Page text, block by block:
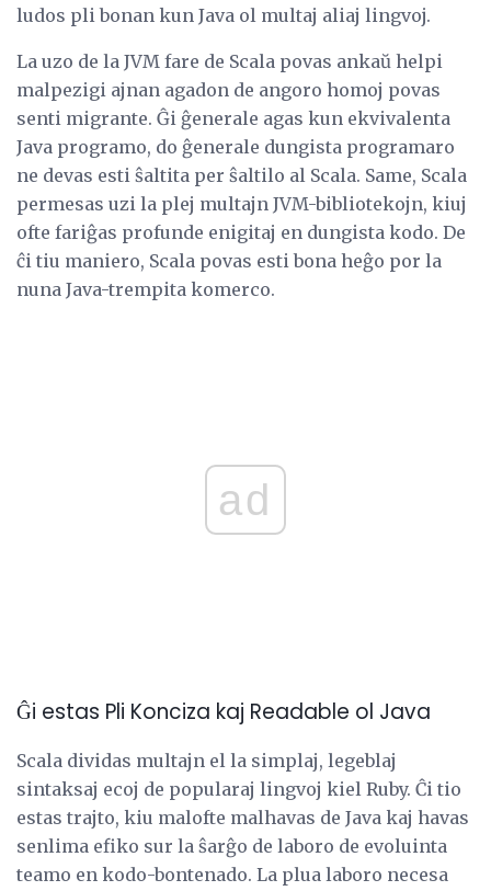
ludos pli bonan kun Java ol multaj aliaj lingvoj.
La uzo de la JVM fare de Scala povas ankaŭ helpi
malpezigi ajnan agadon de angoro homoj povas
senti migrante. Ĝi ĝenerale agas kun ekvivalenta
Java programo, do ĝenerale dungista programaro
ne devas esti ŝaltita per ŝaltilo al Scala. Same, Scala
permesas uzi la plej multajn JVM-bibliotekojn, kiuj
ofte fariĝas profunde enigitaj en dungista kodo. De
ĉi tiu maniero, Scala povas esti bona heĝo por la
nuna Java-trempita komerco.
ad
Ĝi estas Pli Konciza kaj Readable ol Java
Scala dividas multajn el la simplaj, legeblaj
sintaksaj ecoj de popularaj lingvoj kiel Ruby. Ĉi tio
estas trajto, kiu malofte malhavas de Java kaj havas
senlima efiko sur la ŝarĝo de laboro de evoluinta
teamo en kodo-bontenado. La plua laboro necesa